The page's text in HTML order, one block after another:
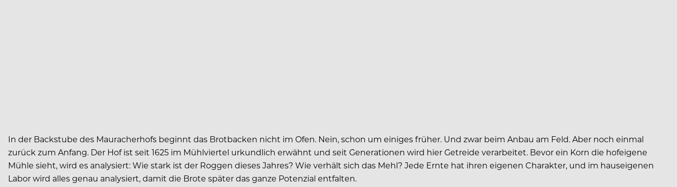
In der Backstube des Mauracherhofs beginnt das Brotbacken nicht im Ofen. Nein, schon um einiges früher. Und zwar beim Anbau am Feld. Aber noch einmal
zurück zum Anfang. Der Hof ist seit 1625 im Mühlviertel urkundlich erwähnt und seit Generationen wird hier Getreide verarbeitet. Bevor ein Korn die hofeigene
Mühle sieht, wird es analysiert: Wie stark ist der Roggen dieses Jahres? Wie verhält sich das Mehl? Jede Ernte hat ihren eigenen Charakter, und im hauseigenen
Labor wird alles genau analysiert, damit die Brote später das ganze Potenzial entfalten.